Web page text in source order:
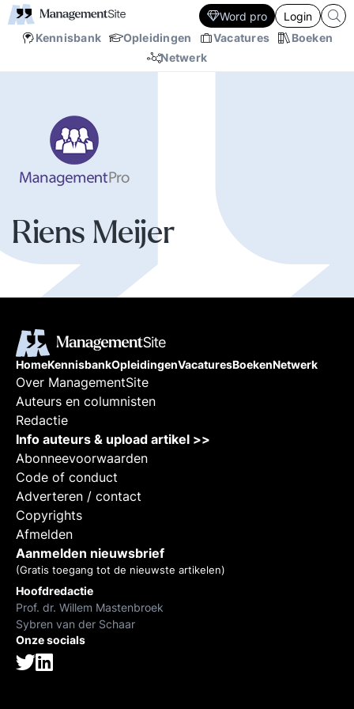
Kennisbank Opleidingen Vacatures
Boeken
Netwerk
Word pro Login
Riens Meijer
HomeKennisbankOpleidingenVacaturesBoekenNetwerk
Over ManagementSite
Auteurs en columnisten
Redactie
Info auteurs & upload artikel >>
Abonneevoorwaarden
Code of conduct
Adverteren / contact
Copyrights
Afmelden
Aanmelden nieuwsbrief
(Gratis toegang tot de nieuwste artikelen)
Hoofdredactie
Prof. dr. Willem Mastenbroek
Sybren van der Schaar
Onze socials